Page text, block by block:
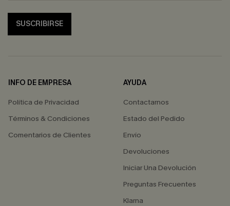
SUSCRIBIRSE
INFO DE EMPRESA
Política de Privacidad
Términos & Condiciones
Comentarios de Clientes
AYUDA
Contactarnos
Estado del Pedido
Envío
Devoluciones
Iniciar Una Devolución
Preguntas Frecuentes
Klarna